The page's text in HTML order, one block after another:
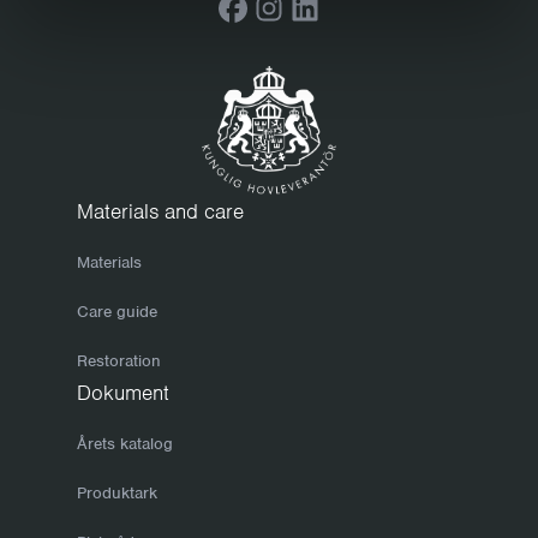
gjerne over møblene regelmessig og hold dem rene. Før du
grundig. Bruk mildt såpevann og tørk deretter med en ren og
tørr klut. Pass på at møblene er ordentlig tørre før du pakker
dem bort eller trekker over en presenning. Hvis du gir
møblene riktig omsorg om høsten, bevares de bedre, og i
tillegg går det mye raskere å gjøre dem klare på vårparten
du laserer møblene med jevne mellomrom, for eksempel en
formen for vedlikehold du trenger å tenke på, er regelmessig
FacebookInstagramLinkedIn
Materials and care
Materials
Care guide
Restoration
Dokument
Årets katalog
Produktark